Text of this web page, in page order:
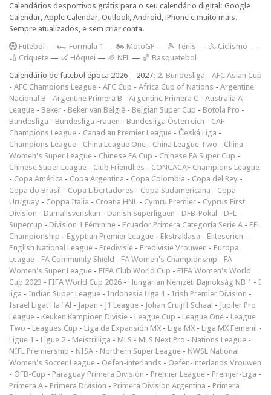
Calendários desportivos grátis para o seu calendário digital: Google
Calendar, Apple Calendar, Outlook, Android, iPhone e muito mais.
Sempre atualizados, e sem criar conta.
Futebol — 🏎️ Formula 1 — 🏍 MotoGP — 🎾 Ténis — 🚴 Ciclismo —
🏏 Críquete — 🏑 Hóquei — 🏈 NFL — 🏀 Basquetebol
Calendário de futebol época 2026 – 2027: 2. Bundesliga - AFC Asian Cup
- AFC Champions League - AFC Cup - Africa Cup of Nations - Argentine
Nacional B - Argentine Primera B - Argentine Primera C - Australia A-
League - Beker - Beker van België - Belgian Super Cup - Botola Pro -
Bundesliga - Bundesliga Frauen - Bundesliga Österreich - CAF
Champions League - Canadian Premier League - Česká Liga -
Champions League - China League One - China League Two - China
Women's Super League - Chinese FA Cup - Chinese FA Super Cup -
Chinese Super League - Club Friendlies - CONCACAF Champions League
- Copa América - Copa Argentina - Copa Colombia - Copa del Rey -
Copa do Brasil - Copa Libertadores - Copa Sudamericana - Copa
Uruguay - Coppa Italia - Croatia HNL - Cymru Premier - Cyprus First
Division - Damallsvenskan - Danish Superligaen - DFB-Pokal - DFL-
Supercup - Division 1 Féminine - Ecuador Primera Categoría Serie A - EFL
Championship - Egyptian Premier League - Ekstraklasa - Eliteserien -
English National League - Eredivisie - Eredivisie Vrouwen - Europa
League - FA Community Shield - FA Women's Championship - FA
Women's Super League - FIFA Club World Cup - FIFA Women's World
Cup 2023 - FIFA World Cup 2026 - Hungarian Nemzeti Bajnokság NB 1 - I
liga - Indian Super League - Indonesia Liga 1 - Irish Premier Division -
Israel Ligat Ha`Al - Japan - J1 League - Johan Cruijff Schaal - Jupiler Pro
League - Keuken Kampioen Divisie - League Cup - League One - League
Two - Leagues Cup - Liga de Expansión MX - Liga MX - Liga MX Femenil -
Ligue 1 - Ligue 2 - Meistriliiga - MLS - MLS Next Pro - Nations League -
NIFL Premiership - NISA - Northern Super League - NWSL National
Women's Soccer League - Oefen-interlands - Oefen-interlands Vrouwen
- ÖFB-Cup - Paraguay Primera División - Premier League - Premjer-Liga -
Primera A - Primera Division - Primera Division Argentina - Primera